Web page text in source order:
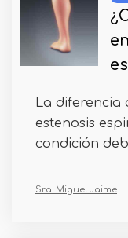
La diferencia
estenosis
condición
Sra. Miguel Jaime